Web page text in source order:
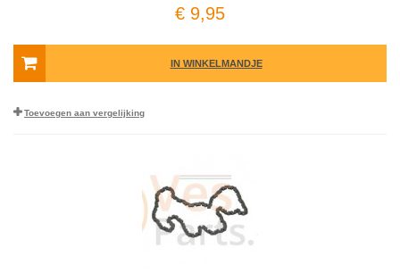
€ 9,95
IN WINKELMANDJE
Toevoegen aan vergelijking